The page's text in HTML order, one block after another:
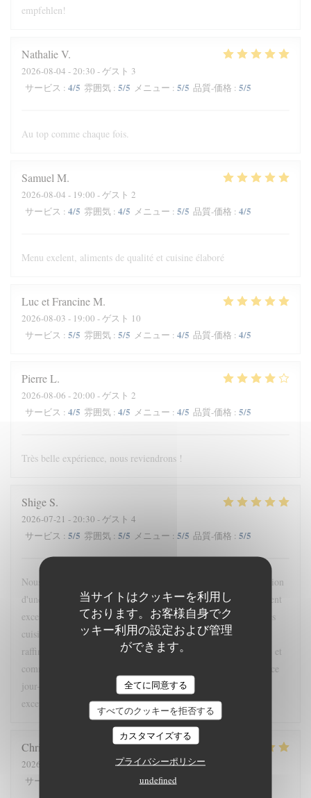
当サイトはクッキーを利用し
ております。お客様自身でク
ッキー利用の設定および管理
ができます。
全てに同意する
すべてのクッキーを拒否する
カスタマイズする
プライバシーポリシー
undefined
empfehlen!
NathalieV
2026-08-04 - 20:30 - ゲスト 3
サービス : 4/5 雰囲気 : 5/5 メニュー : 5/5 品質-価格 : 5/5
Au top comme chaque fois.
Samuel M
2026-08-04 - 19:00 - ゲスト 2
サービス : 4/5 雰囲気 : 4/5 メニュー : 5/5 品質-価格 : 4/5
Menu exelent, aliments de qualité et cuisine élaboré
Luc et FrancineM
2026-08-03 - 19:00 - ゲスト 10
サービス : 5/5 雰囲気 : 5/5 メニュー : 4/5 品質-価格 : 4/5
PierreL
2026-08-06 - 20:00 - ゲスト 2
サービス : 4/5 雰囲気 : 4/5 メニュー : 4/5 品質-価格 : 5/5
Très belle expérience, nous reviendrons !
Shige S
2026-07-21 - 20:30 - ゲスト 4
サービス : 5/5 雰囲気 : 5/5 メニュー : 5/5 品質-価格 : 5/5
Nous'y sommes allées pour la première fois sur la recommandation
d'une amie du coin. Comme prévu, le service et l'ambiance étaient
excellents et très agréables. Les gens sont tous sympas, même les
cuisiniers qui sont dans la cuisine! La cuisine était également
raffinée, bien au-delà de ce qu'on attend d'un restaurant du port, et
comme nous étions quatre, nous avons goûté à tous les plats de ce
jour-là. Chaque plat était original et préparé avec un soin
exceptionnel. Un excellent rapport qualité-prix !
Christine
2026-08-06
- 19:00 - ゲスト 2
サービス
メニュー: